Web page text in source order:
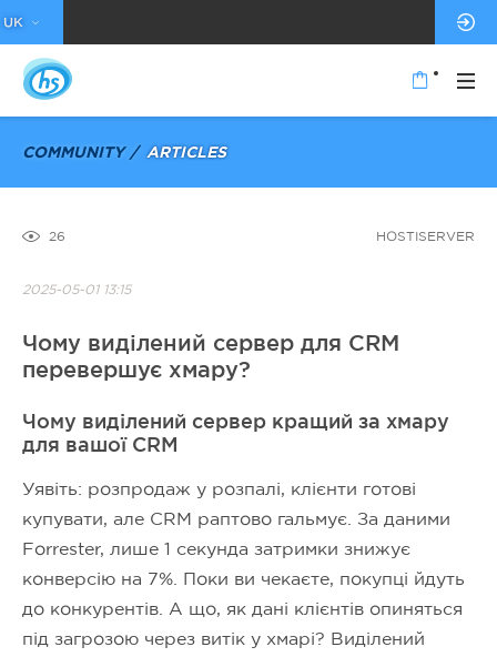
UK
COMMUNITY ARTICLES
26 HOSTISERVER
2025-05-01 13:15
Чому виділений сервер для CRM
перевершує хмару?
Чому виділений сервер кращий за хмару
для вашої CRM
Уявіть: розпродаж у розпалі, клієнти готові
купувати, але CRM раптово гальмує. За даними
Forrester, лише 1 секунда затримки знижує
конверсію на 7%. Поки ви чекаєте, покупці йдуть
до конкурентів. А що, як дані клієнтів опиняться
під загрозою через витік у хмарі? Виділений